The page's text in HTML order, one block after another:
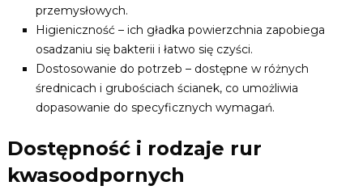
przemysłowych.
Higieniczność – ich gładka powierzchnia zapobiega
osadzaniu się bakterii i łatwo się czyści.
Dostosowanie do potrzeb – dostępne w różnych
średnicach i grubościach ścianek, co umożliwia
dopasowanie do specyficznych wymagań.
Dostępność i rodzaje rur
kwasoodpornych